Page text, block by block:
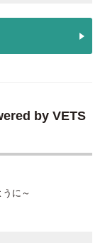
by VETS
に～